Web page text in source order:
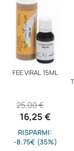
FEE VIRAL 15ML
16,25 €
25,00 €
RISPARMI:
-8.75€ (35%)